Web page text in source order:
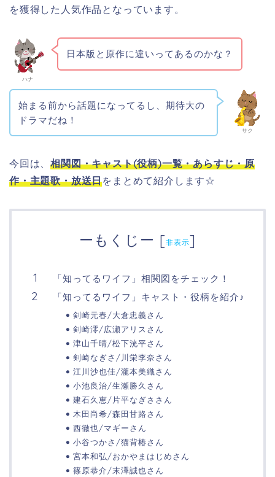
を獲得した人気作品となっています。
ハナ
日本版と原作に違いってあるのかな？
サク
始まる前から話題になってるし、期待大の
ドラマだね！
今回は、相関図・キャスト(役柄)一覧・あらすじ・原
作・主題歌・放送日をまとめて紹介します☆
ーもくじー [非表示]
「知ってるワイフ」相関図をチェック！
「知ってるワイフ」キャスト・役柄を紹介♪
剣崎元春/大倉忠義さん
剣崎澪/広瀬アリスさん
津山千晴/松下洸平さん
剣崎なぎさ/川栄李奈さん
江川沙也佳/瀧本美織さん
小池良治/生瀬勝久さん
建石久恵/片平なぎささん
木田尚希/森田甘路さん
西徹也/マギーさん
小谷つかさ/猫背椿さん
宮本和弘/おかやまはじめさん
篠原恭介/末澤誠也さん